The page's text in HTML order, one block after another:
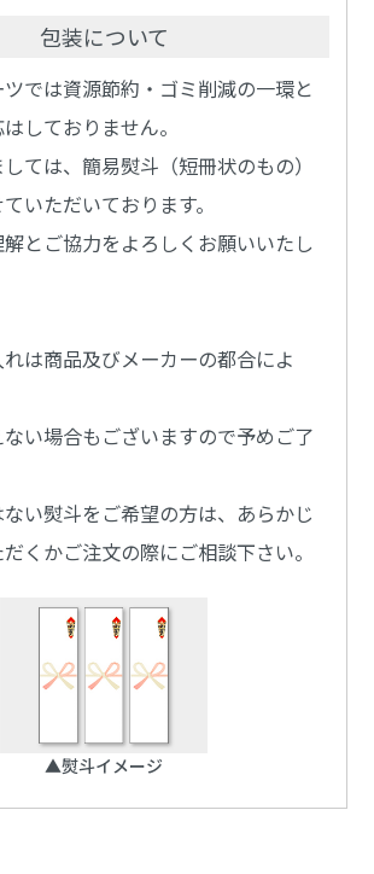
包装について
では資源節約・ゴミ削減の一環と
しておりません。
ては、簡易熨斗（短冊状のもの）
いただいております。
とご協力をよろしくお願いいたし
は商品及びメーカーの都合によ
い場合もございますので予めご了
い熨斗をご希望の方は、あらかじ
くかご注文の際にご相談下さい。
▲熨斗イメージ